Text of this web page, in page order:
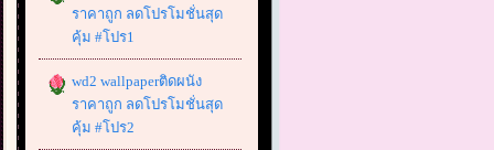
ราคาถูก ลดโปรโมชั่นสุด
คุ้ม #โปร1
wd2 wallpaperติดผนัง
ราคาถูก ลดโปรโมชั่นสุด
คุ้ม #โปร2